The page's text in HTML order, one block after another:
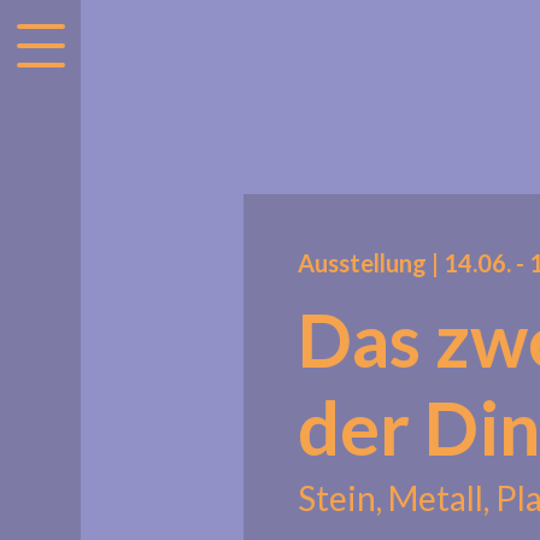
accessibility.menu
Das
der
Stein, Metall,
Ausstellung | 14.06. -